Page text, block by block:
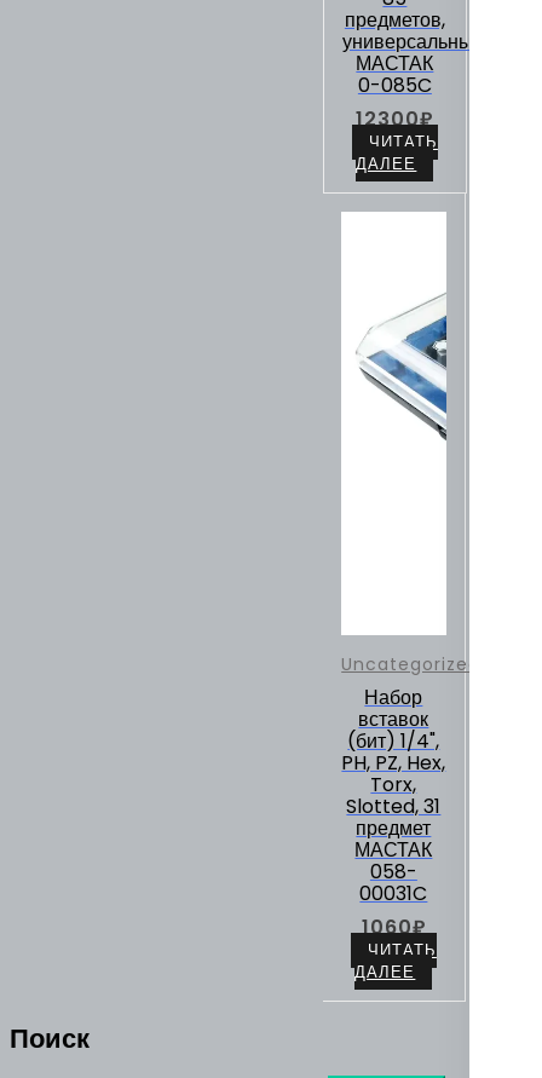
предметов,
универсальный
МАСТАК
0-085C
12300₽
ЧИТАТЬ
ДАЛЕЕ
Uncategorized
Набор
вставок
(бит) 1/4",
PH, PZ, Hex,
Torx,
Slotted, 31
предмет
МАСТАК
058-
00031C
1060₽
ЧИТАТЬ
ДАЛЕЕ
Поиск